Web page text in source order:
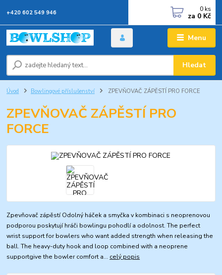
Menu
Hledat
+420 602 549 946 0 ks
za 0 Kč
Úvod Bowlingové příslušenství ZPEVŇOVAČ ZÁPĚSTÍ PRO FORCE
ZPEVŇOVAČ ZÁPĚSTÍ PRO
FORCE
Zpevňovač zápěstí Odolný háček a smyčka v kombinaci s neoprenovou
podporou poskytují hráči bowlingu pohodlí a odolnost. The perfect
wrist support for bowlers who want added strength when releasing the
ball. The heavy-duty hook and loop combined with a neoprene
supportgive the bowler comfort a... celý popis